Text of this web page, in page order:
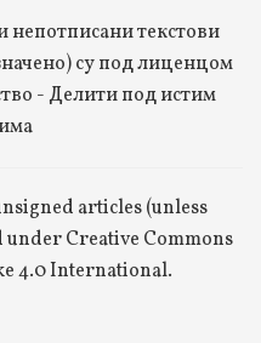
непотписани текстови
су под лиценцом
- Делити под истим
articles (unless
Creative Commons
4.0 International.